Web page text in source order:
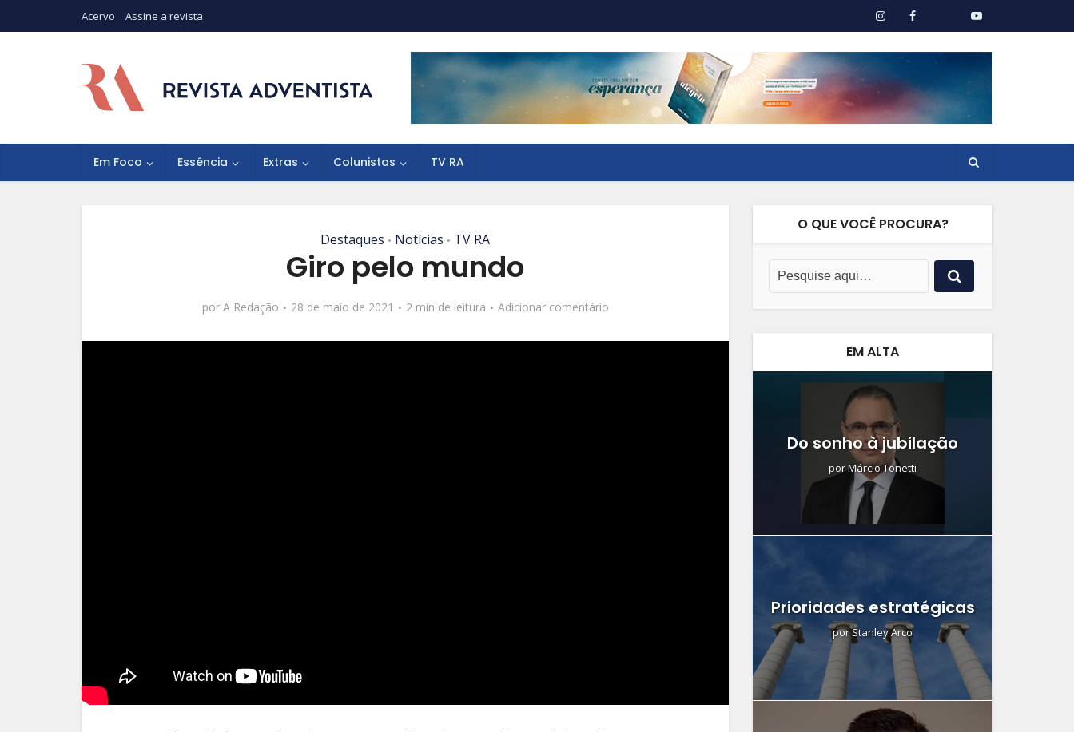
Acervo Assine a revista
Em Foco Essência Extras Colunistas TV RA
Destaques • Notícias • TV RA
Giro pelo mundo
por A Redação 28 de maio de 2021 2 min de leitura Adicionar comentário
O QUE VOCÊ PROCURA?
EM ALTA
Do sonho à jubilação
porMárcio Tonetti
Prioridades estratégicas
porStanley Arco